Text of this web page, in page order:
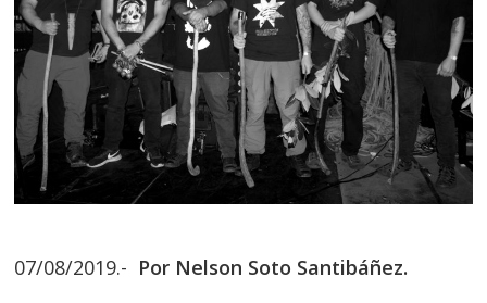
07/08/2019.- Por Nelson Soto Santibáñez.